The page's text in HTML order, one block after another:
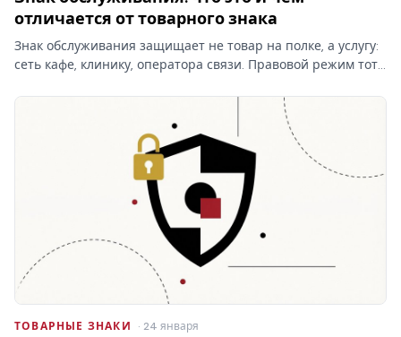
отличается от товарного знака
Знак обслуживания защищает не товар на полке, а услугу:
сеть кафе, клинику, оператора связи. Правовой режим тот
охраны — другие, и это меняет заявку.
ТОВАРНЫЕ ЗНАКИ · 24 января